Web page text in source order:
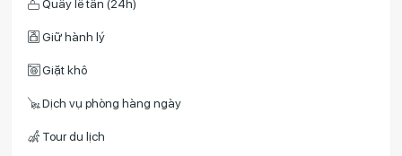
Quầy lễ tân (24h)
Giữ hành lý
Giặt khô
Dịch vụ phòng hàng ngày
Tour du lịch